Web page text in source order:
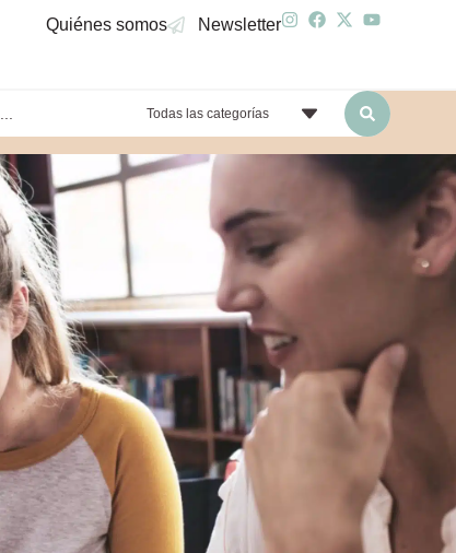
Quiénes somos Newsletter
Todas las categorías